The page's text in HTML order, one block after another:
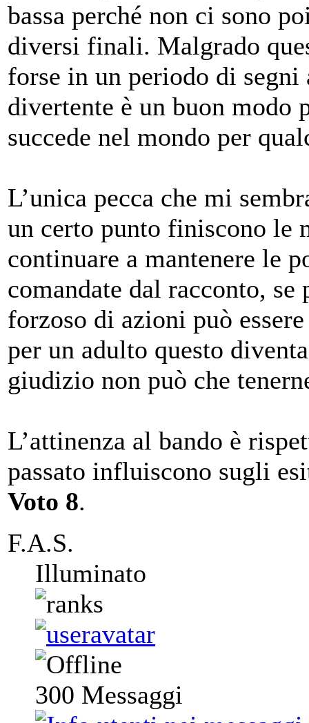
bassa perché non ci sono
diversi finali. Malgrado
forse in un periodo di
divertente è un buon modo
succede nel mondo per
L’unica pecca che mi
un certo punto finiscono le
continuare a mantenere le
comandate dal racconto,
forzoso di azioni può
per un adulto questo
giudizio non può che
L’attinenza al bando è
passato influiscono sugli
Voto 8.
F.A.S.
Illuminato
300 Messaggi